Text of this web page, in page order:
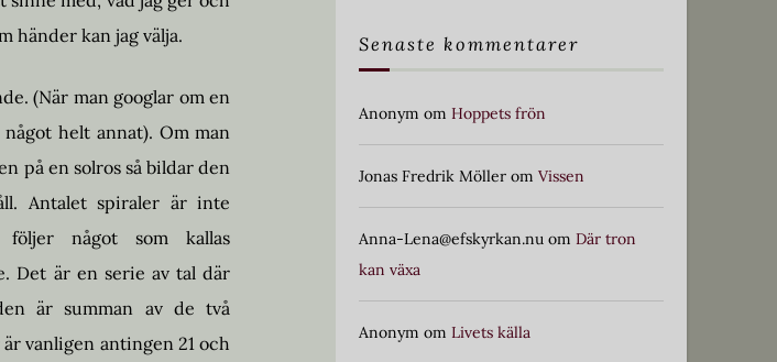
händer kan jag välja.
(När man googlar om en
helt annat). Om man
på en solros så bildar den
Antalet spiraler är inte
följer något som kallas
Det är en serie av tal där
är summan av de två
vanligen antingen 21 och
Senaste kommentarer
Anonym omHoppets frön
Jonas Fredrik Möller omVissen
Anna-Lena@efskyrkan.nu omDär tron
kan växa
Anonym omLivets källa